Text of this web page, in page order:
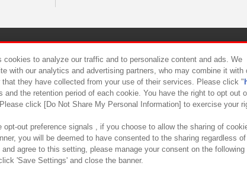
食品のご提供について カスタマーハラスメント対
to analyze our traffic and to personalize content and ads. We
with our analytics and advertising partners, who may combine it with
they have collected from your use of their services. Please click "
the retention period of each cookie. You have the right to opt out
click [Do Not Share My Personal Information] to exercise your
out preference signals , if you choose to allow the sharing of
you will be deemed to have consented to the sharing regardless
agree to this setting, please manage your consent on the following
'Save Settings' and close the banner.